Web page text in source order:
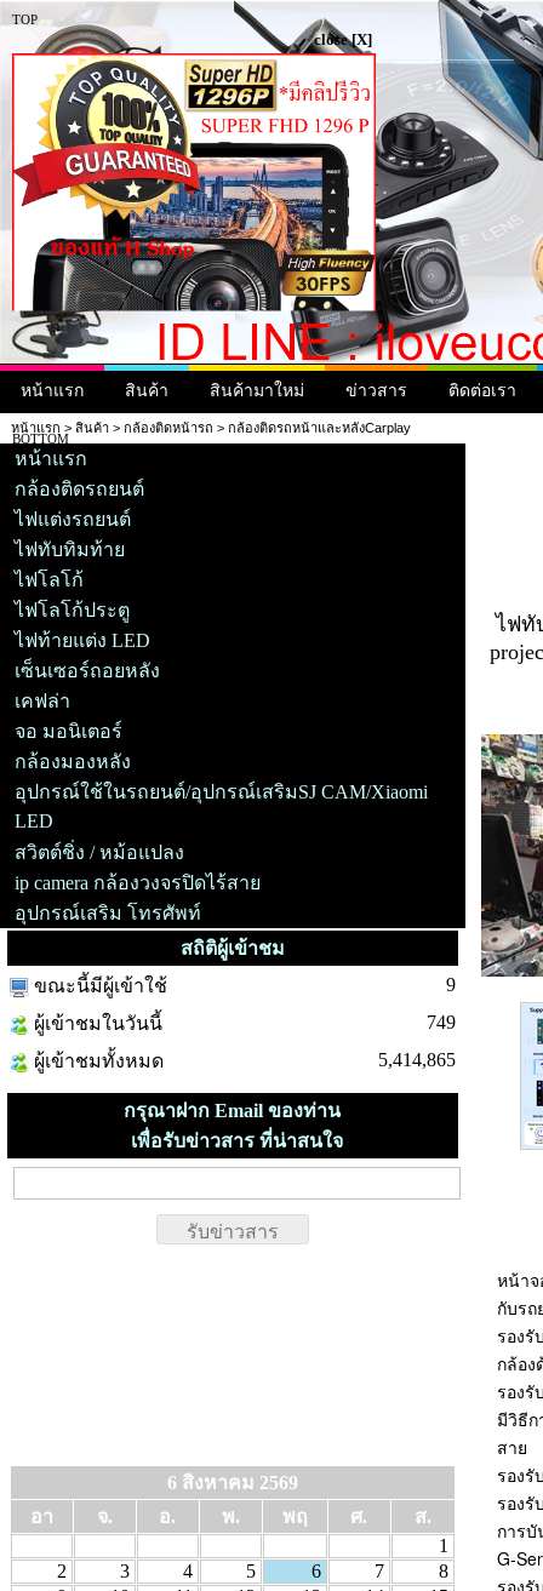
หน้าแรก สินค้า สินค้ามาใหม่ ข่าวสาร ติดต่อเรา
หน้าแรก > สินค้า > กล้องติดหน้ารถ > กล้องติดรถหน้าและหลังCarplay
หน้าแรก
กล้องติดรถยนต์
ไฟแต่งรถยนต์
ไฟทับทิมท้าย
ไฟโลโก้
ไฟโลโก้ประตู
ไฟท้ายแต่ง LED
เซ็นเซอร์ถอยหลัง
เคฟล่า
จอ มอนิเตอร์
กล้องมองหลัง
อุปกรณ์ใช้ในรถยนต์/อุปกรณ์เสริมSJ CAM/Xiaomi
LED
สวิตต์ชิ่ง / หม้อแปลง
ip camera กล้องวงจรปิดไร้สาย
อุปกรณ์เสริม โทรศัพท์
สถิติผู้เข้าชม
ขณะนี้มีผู้เข้าใช้
9
ผู้เข้าชมในวันนี้
749
ผู้เข้าชมทั้งหมด
5,414,865
กรุณาฝาก Email ของท่าน
เพื่อรับข่าวสาร ที่น่าสนใจ
6 สิงหาคม 2569
อา
จ. อ. พ. พฤ ศ.
ส.
1
2
3 4 5 6 7
8
TOP
close [X]
BOTTOM
ไฟทั
หน้าจ
กับร
รองรั
กล้อง
รองรั
มีวิธีก
สาย
รองรั
รองรั
การ
G-
รองรั